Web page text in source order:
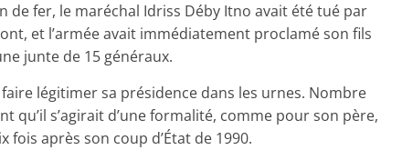
de fer, le maréchal Idriss Déby Itno avait été tué par
et l’armée avait immédiatement proclamé son fils
junte de 15 généraux.
légitimer sa présidence dans les urnes. Nombre
qu’il s’agirait d’une formalité, comme pour son père,
après son coup d’État de 1990.